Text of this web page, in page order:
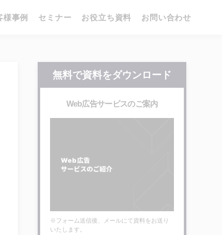
様事例 セミナー お役立ち資料 お問い合わせ
無料で資料をダウンロード
Web広告サービスのご案内
※フォーム送信後、メールにて資料をお送り
いたします。